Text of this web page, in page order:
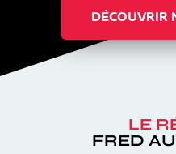
DÉCOUVRIR
LE
FRED